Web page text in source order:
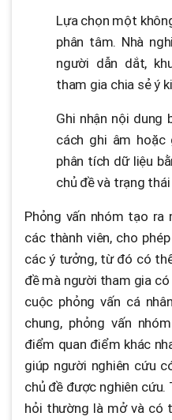
Lựa chọn một
phân tâm. Nhà
người dẫn dắt,
tham gia chia sẻ ý
Ghi nhận nội dung
cách ghi âm hoặc
phân tích dữ liệu
chủ đề và trạng
Phỏng vấn nhóm tạo
các thành viên, cho
các ý tưởng, từ đó có
đề mà người tham gia
cuộc phỏng vấn cá
chung, phỏng vấn
điểm quan điểm khác
giúp người nghiên cứu
chủ đề được nghiên cứu.
hỏi thường là mở và có